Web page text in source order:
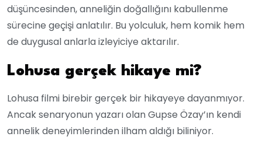
düşüncesinden, anneliğin doğallığını kabullenme
sürecine geçişi anlatılır. Bu yolculuk, hem komik hem
de duygusal anlarla izleyiciye aktarılır.
Lohusa gerçek hikaye mi?
Lohusa filmi birebir gerçek bir hikayeye dayanmıyor.
Ancak senaryonun yazarı olan Gupse Özay’ın kendi
annelik deneyimlerinden ilham aldığı biliniyor.